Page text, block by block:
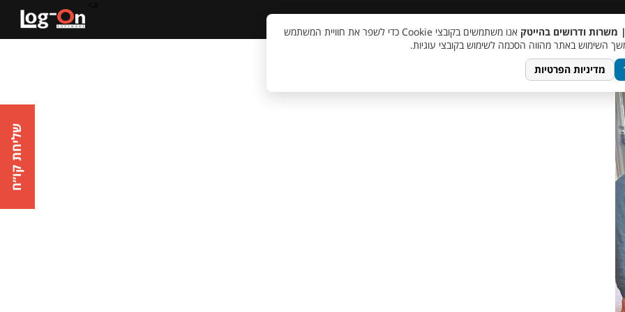
| משרות ודרושים בהייטק
אנו משתמשים בקובצי Cookie כדי לשפר את חוויית המשתמש
השימוש באתר מהווה הסכמה לשימוש בקובצי עוגיות.
מדיניות הפרטיות
שליחת קו״ח